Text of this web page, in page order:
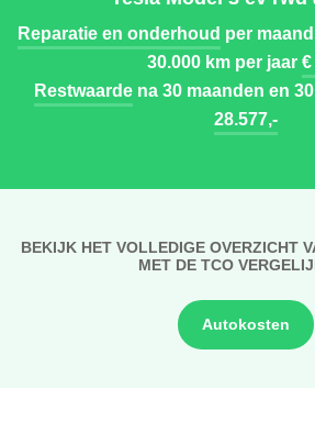
Reparatie en onderhoud per
30.000 km per jaar
Restwaardena 30 maanden en
28.577,-
BEKIJK HET VOLLEDIGE OVERZICHT
MET DE TCO
Autokosten